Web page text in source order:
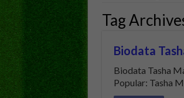
Tag
Biodata
Biodata Tasha
Popular: Tasha